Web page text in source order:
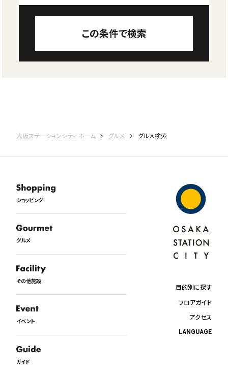
この条件で検索
大阪ステーションシティ ホーム グルメ グルメ検索
ショッピング
グルメ
その他施設
イベント
ガイド
目的別に探す
フロアガイド
アクセス
LANGUAGE